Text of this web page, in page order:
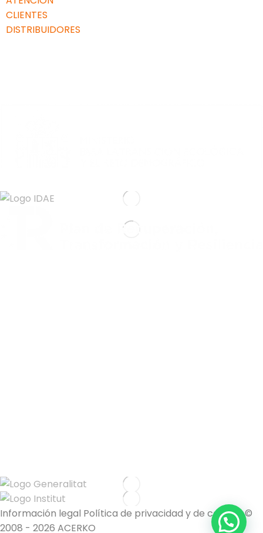
CLIENTES
DISTRIBUIDORES
Información legal Política de privacidad y de cookies ©
2008 - 2026 ACERKO